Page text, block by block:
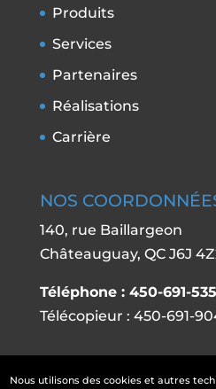
Nous utilisons des cookies et autres
Produits
Services
Partenaires
Réalisations
Carrière
NOS
140, rue Baillargeon
Châteauguay, QC J6J
Téléphone : 450-691-
Télécopieur : 450-691-